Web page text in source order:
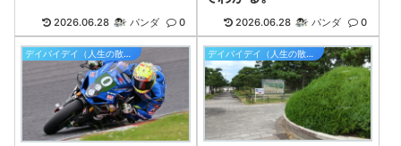
2026.06.28 パンダ 0 2026.06.28 パンダ 0
デイバイデイ（人生の散歩道） デイバイデイ（人生の散歩道）